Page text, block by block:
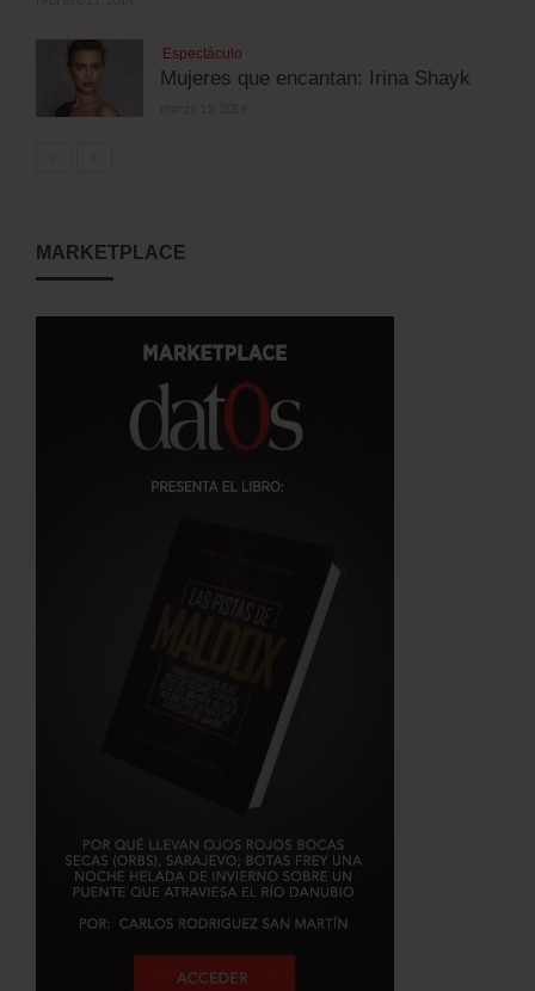
Espectáculo
Mujeres que encantan: Irina Shayk
MARKETPLACE